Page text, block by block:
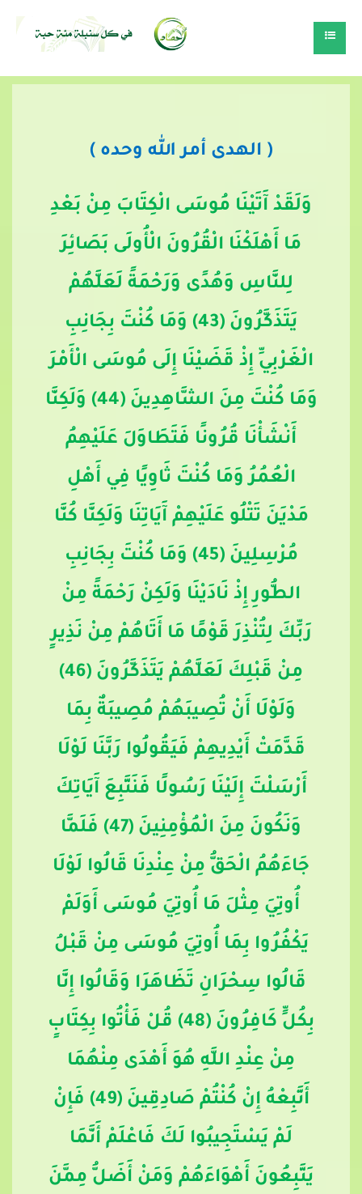
( الهدى أمر الله وحده )
وَلَقَدْ آَتَيْنَا مُوسَى الْكِتَابَ مِنْ بَعْدِ
مَا أَهْلَكْنَا الْقُرُونَ الْأُولَى بَصَائِرَ
لِلنَّاسِ وَهُدًى وَرَحْمَةً لَعَلَّهُمْ
يَتَذَكَّرُونَ (43) وَمَا كُنْتَ بِجَانِبِ
الْغَرْبِيِّ إِذْ قَضَيْنَا إِلَى مُوسَى الْأَمْرَ
وَمَا كُنْتَ مِنَ الشَّاهِدِينَ (44) وَلَكِنَّا
أَنْشَأْنَا قُرُونًا فَتَطَاوَلَ عَلَيْهِمُ
الْعُمُرُ وَمَا كُنْتَ ثَاوِيًا فِي أَهْلِ
مَدْيَنَ تَتْلُو عَلَيْهِمْ آَيَاتِنَا وَلَكِنَّا كُنَّا
مُرْسِلِينَ (45) وَمَا كُنْتَ بِجَانِبِ
الطُّورِ إِذْ نَادَيْنَا وَلَكِنْ رَحْمَةً مِنْ
رَبِّكَ لِتُنْذِرَ قَوْمًا مَا أَتَاهُمْ مِنْ نَذِيرٍ
مِنْ قَبْلِكَ لَعَلَّهُمْ يَتَذَكَّرُونَ (46)
وَلَوْلَا أَنْ تُصِيبَهُمْ مُصِيبَةٌ بِمَا
قَدَّمَتْ أَيْدِيهِمْ فَيَقُولُوا رَبَّنَا لَوْلَا
أَرْسَلْتَ إِلَيْنَا رَسُولًا فَنَتَّبِعَ آَيَاتِكَ
وَنَكُونَ مِنَ الْمُؤْمِنِينَ (47) فَلَمَّا
جَاءَهُمُ الْحَقُّ مِنْ عِنْدِنَا قَالُوا لَوْلَا
أُوتِيَ مِثْلَ مَا أُوتِيَ مُوسَى أَوَلَمْ
يَكْفُرُوا بِمَا أُوتِيَ مُوسَى مِنْ قَبْلُ
قَالُوا سِحْرَانِ تَظَاهَرَا وَقَالُوا إِنَّا
بِكُلٍّ كَافِرُونَ (48) قُلْ فَأْتُوا بِكِتَابٍ
مِنْ عِنْدِ اللَّهِ هُوَ أَهْدَى مِنْهُمَا
أَتَّبِعْهُ إِنْ كُنْتُمْ صَادِقِينَ (49) فَإِنْ
لَمْ يَسْتَجِيبُوا لَكَ فَاعْلَمْ أَنَّمَا
يَتَّبِعُونَ أَهْوَاءَهُمْ وَمَنْ أَضَلُّ مِمَّنَ